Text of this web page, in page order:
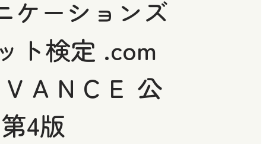
ケーションズ
ト検定 .com
ＡＮＣＥ 公
4版